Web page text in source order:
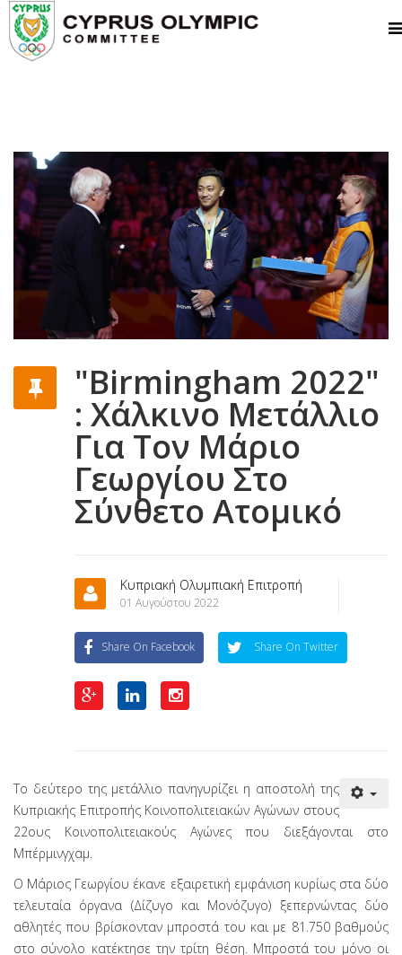
"Birmingham 2022"
: Χάλκινο Μετάλλιο
Για Τον Μάριο
Γεωργίου Στο
Σύνθετο Ατομικό
Κυπριακή Ολυμπιακή Επιτροπή
01 Αυγούστου 2022
Share On Facebook Share On Twitter
Το δεύτερο της μετάλλιο πανηγυρίζει η αποστολή της
Κυπριακής Επιτροπής Κοινοπολιτειακών Αγώνων στους
22ους Κοινοπολιτειακούς Αγώνες που διεξάγονται στο
Μπέρμινγχαμ.
Ο Μάριος Γεωργίου έκανε εξαιρετική εμφάνιση κυρίως στα δύο
τελευταία όργανα (Δίζυγο και Μονόζυγο) ξεπερνώντας δύο
αθλητές που βρίσκονταν μπροστά του και με 81.750 βαθμούς
στο σύνολο κατέκτησε την τρίτη θέση. Μπροστά του μόνο οι